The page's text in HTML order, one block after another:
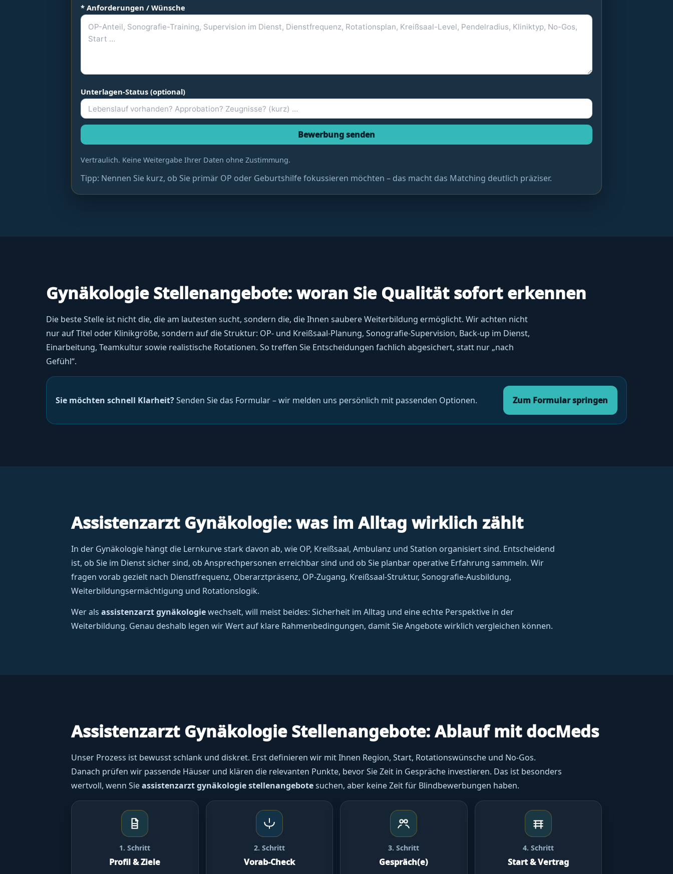
* Anforderungen / Wünsche
Unterlagen-Status (optional)
Bewerbung senden
Vertraulich. Keine Weitergabe Ihrer Daten ohne Zustimmung.
Tipp: Nennen Sie kurz, ob Sie primär OP oder Geburtshilfe fokussieren möchten – das macht das Matching deutlich präziser.
Gynäkologie Stellenangebote: woran Sie Qualität sofort erkennen
Die beste Stelle ist nicht die, die am lautesten sucht, sondern die, die Ihnen saubere Weiterbildung ermöglicht. Wir achten nicht
nur auf Titel oder Klinikgröße, sondern auf die Struktur: OP- und Kreißsaal-Planung, Sonografie-Supervision, Back-up im Dienst,
Einarbeitung, Teamkultur sowie realistische Rotationen. So treffen Sie Entscheidungen fachlich abgesichert, statt nur „nach
Gefühl“.
Sie möchten schnell Klarheit?Senden Sie das Formular – wir melden uns persönlich mit passenden Optionen. Zum Formular springen
Assistenzarzt Gynäkologie: was im Alltag wirklich zählt
In der Gynäkologie hängt die Lernkurve stark davon ab, wie OP, Kreißsaal, Ambulanz und Station organisiert sind. Entscheidend
ist, ob Sie im Dienst sicher sind, ob Ansprechpersonen erreichbar sind und ob Sie planbar operative Erfahrung sammeln. Wir
fragen vorab gezielt nach Dienstfrequenz, Oberarztpräsenz, OP-Zugang, Kreißsaal-Struktur, Sonografie-Ausbildung,
Weiterbildungsermächtigung und Rotationslogik.
Wer als assistenzarzt gynäkologiewechselt, will meist beides: Sicherheit im Alltag und eine echte Perspektive in der
Weiterbildung. Genau deshalb legen wir Wert auf klare Rahmenbedingungen, damit Sie Angebote wirklich vergleichen können.
Assistenzarzt Gynäkologie Stellenangebote: Ablauf mit docMeds
Unser Prozess ist bewusst schlank und diskret. Erst definieren wir mit Ihnen Region, Start, Rotationswünsche und No-Gos.
Danach prüfen wir passende Häuser und klären die relevanten Punkte, bevor Sie Zeit in Gespräche investieren. Das ist besonders
wertvoll, wenn Sieassistenzarzt gynäkologie stellenangebotesuchen, aber keine Zeit für Blindbewerbungen haben.
1. Schritt
Profil & Ziele
2. Schritt
Vorab-Check
3. Schritt
Gespräch(e)
4. Schritt
Start & Vertrag